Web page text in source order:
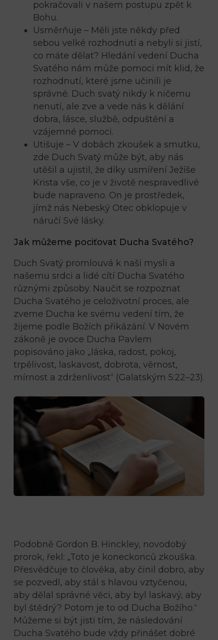
pokračovali v našem postupu zpět k
Bohu.
Usměrňuje – Měli jste někdy před
sebou velké rozhodnutí a nebyli si jistí,
co máte dělat? Hledání vedení Ducha
Svatého nám může pomoci mít klid, že
rozhodnutí, které jsme učinili je
správné. Duch svatý nikdy k ničemu
nenutí, ale zve a vede nás k dělání
dobra, lásce, službě, odpuštění a
vzájemné pomoci.
Utišuje – V dobách zkoušek a smutku,
zde Duch Svatý může být, aby nás
utěšil a ujistil, že díky usmíření Ježíše
Krista vše, co je v životě nespravedlivé
bude napraveno. On je prostředek,
jímž nás Nebeský Otec obklopuje v
náručí Své lásky.
Jak můžeme pociťovat Ducha Svatého?
Duch Svatý promlouvá k naší mysli a
našemu srdci a lidé cítí Ducha Svatého
různými způsoby. Naučit se rozpoznat
Ducha Svatého je celoživotní proces, ale
zveme Ducha ke svému vedení tím, že
žijeme podle Božích přikázání. V Novém
zákoně je ovoce Ducha Pavlem
popisováno jako „láska, radost, pokoj,
trpělivost, laskavost, dobrota, věrnost,
mírnost a zdrženlivost“ (Galatským 5:22–23).
Podobně Gordon B. Hinckley, novodobý
prorok, řekl: „Toto je koneckonců zkouška.
Přesvědčuje to člověka, aby činil dobro, aby
se pozvedl, aby stál s hlavou vztyčenou,
aby dělal správné věci, aby byl laskavý, aby
byl štědrý? Potom je to od Ducha Božího.“
Můžeme si být jisti tím, že následování
Ducha Svatého bude vždy přinášet dobré